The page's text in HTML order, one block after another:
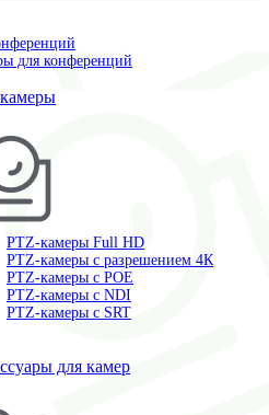
для конференций
PTZ-камеры Full HD
PTZ-камеры с разрешением 4К
PTZ-камеры с POE
PTZ-камеры c NDI
PTZ-камеры с SRT
для камер